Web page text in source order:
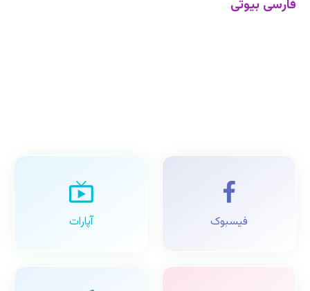
فارسی بیوتی
فیسبوک آپارات